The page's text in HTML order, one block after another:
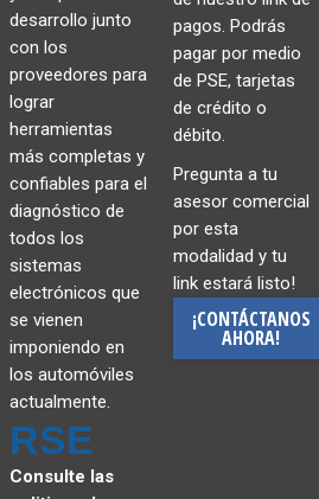
desarrollo junto
con los
proveedores para
lograr
herramientas
más completas y
confiables para el
diagnóstico de
todos los
sistemas
electrónicos que
se vienen
imponiendo en
los automóviles
actualmente.
RSE
Consulte las
pagos. Podrás
pagar por medio
de PSE, tarjetas
de crédito o
débito.
Pregunta a tu
asesor comercial
por esta
modalidad y tu
link estará listo!
¡CONTÁCTANOS
AHORA!